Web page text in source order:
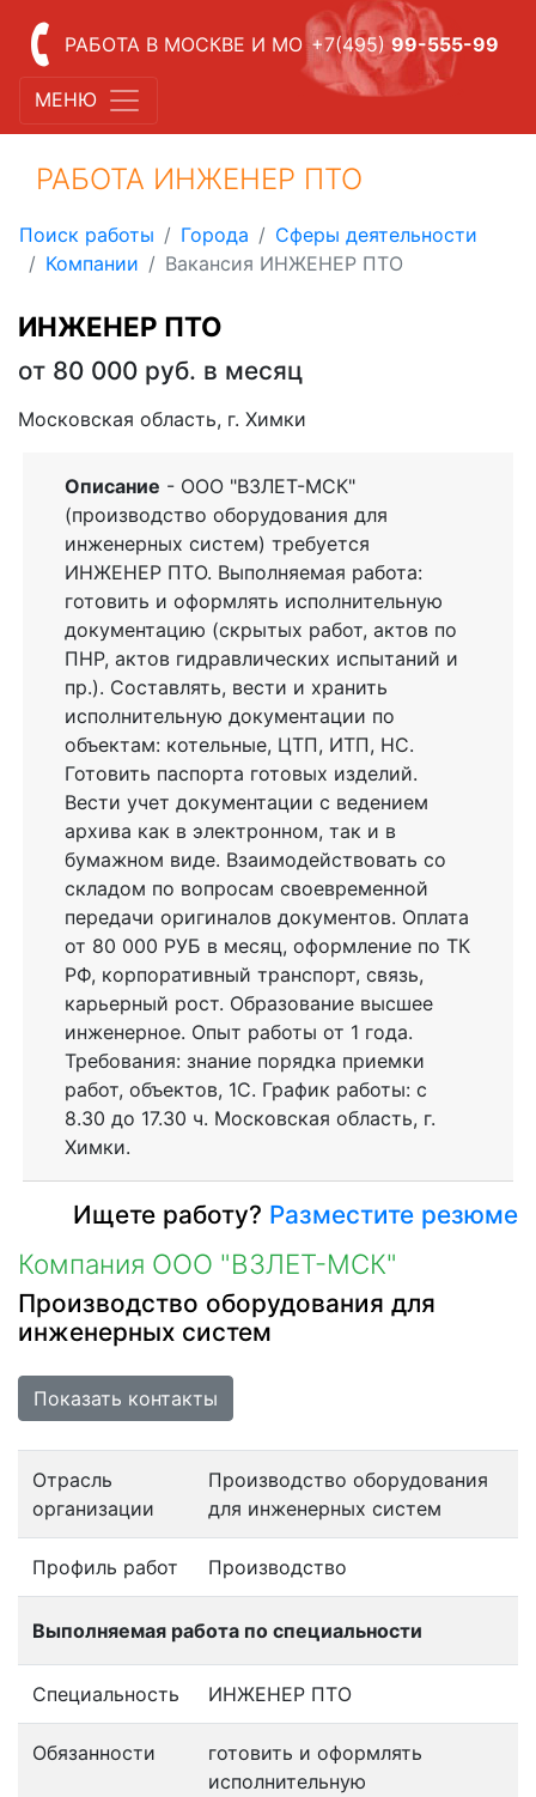
РАБОТА В МОСКВЕ И МО +7(495) 99-555-99
МЕНЮ
РАБОТА ИНЖЕНЕР ПТО
Поиск работы Города
Сферы деятельности
Компании
Вакансия ИНЖЕНЕР ПТО
ИНЖЕНЕР ПТО
от 80 000 руб. в месяц
Московская область, г. Химки
Описание - ООО "ВЗЛЕТ-МСК"
(производство оборудования для
инженерных систем) требуется
ИНЖЕНЕР ПТО. Выполняемая работа:
готовить и оформлять исполнительную
документацию (скрытых работ, актов по
ПНР, актов гидравлических испытаний и
пр.). Составлять, вести и хранить
исполнительную документации по
объектам: котельные, ЦТП, ИТП, НС.
Готовить паспорта готовых изделий.
Вести учет документации с ведением
архива как в электронном, так и в
бумажном виде. Взаимодействовать со
складом по вопросам своевременной
передачи оригиналов документов. Оплата
от 80 000 РУБ в месяц, оформление по ТК
РФ, корпоративный транспорт, связь,
карьерный рост. Образование высшее
инженерное. Опыт работы от 1 года.
Требования: знание порядка приемки
работ, объектов, 1С. График работы: с
8.30 до 17.30 ч. Московская область, г.
Химки.
Ищете работу? Разместите резюме
Компания ООО "ВЗЛЕТ-МСК"
Производство оборудования для
инженерных систем
Показать контакты
Отрасль
организации
Производство оборудования
для инженерных систем
Профиль работ Производство
Выполняемая работа по специальности
Специальность ИНЖЕНЕР ПТО
Обязанности
готовить и оформлять
исполнительную